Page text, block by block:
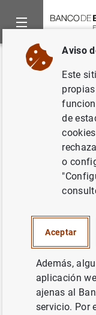
Inicio Noticias y
Volver
Medidas
frente a
liquidez
de
de
Aviso
Este
de
o
Aceptar
Además,
aplicación
ajenas al
servicio. Por